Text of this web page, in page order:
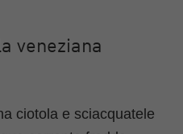
veneziana
ciotola e sciacquatele